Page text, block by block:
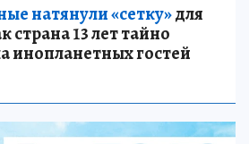
натянули «сетку»для
страна 13 лет тайно
инопланетных гостей